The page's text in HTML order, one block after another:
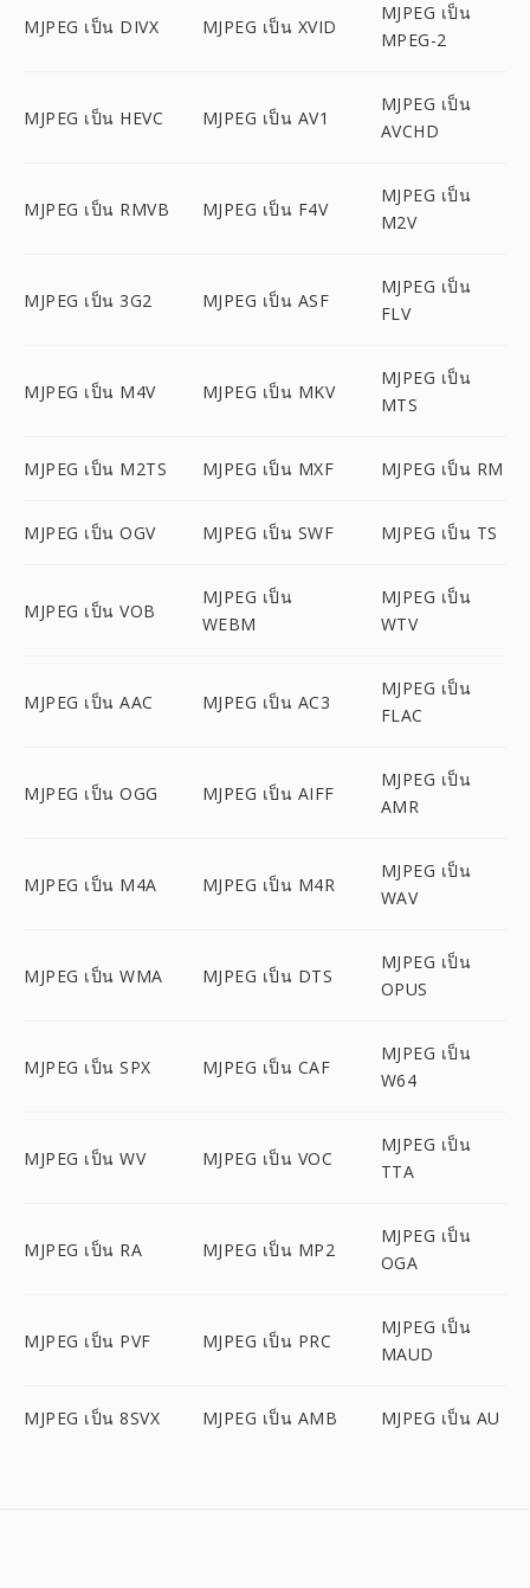
MJPEG เป็น DIVX MJPEG เป็น XVID
MJPEG เป็น
MPEG-2
MJPEG เป็น HEVC MJPEG เป็น AV1
MJPEG เป็น
AVCHD
MJPEG เป็น RMVB MJPEG เป็น F4V
MJPEG เป็น
M2V
MJPEG เป็น 3G2 MJPEG เป็น ASF
MJPEG เป็น
FLV
MJPEG เป็น M4V MJPEG เป็น MKV
MJPEG เป็น
MTS
MJPEG เป็น M2TS MJPEG เป็น MXF MJPEG เป็น RM
MJPEG เป็น OGV MJPEG เป็น SWF MJPEG เป็น TS
MJPEG เป็น VOB
MJPEG เป็น
WEBM
MJPEG เป็น
WTV
MJPEG เป็น AAC MJPEG เป็น AC3
MJPEG เป็น
FLAC
MJPEG เป็น OGG MJPEG เป็น AIFF
MJPEG เป็น
AMR
MJPEG เป็น M4A MJPEG เป็น M4R
MJPEG เป็น
WAV
MJPEG เป็น WMA MJPEG เป็น DTS
MJPEG เป็น
OPUS
MJPEG เป็น SPX MJPEG เป็น CAF
MJPEG เป็น
W64
MJPEG เป็น WV MJPEG เป็น VOC
MJPEG เป็น
TTA
MJPEG เป็น RA MJPEG เป็น MP2
MJPEG เป็น
OGA
MJPEG เป็น PVF MJPEG เป็น PRC
MJPEG เป็น
MAUD
MJPEG เป็น 8SVX MJPEG เป็น AMB MJPEG เป็น AU